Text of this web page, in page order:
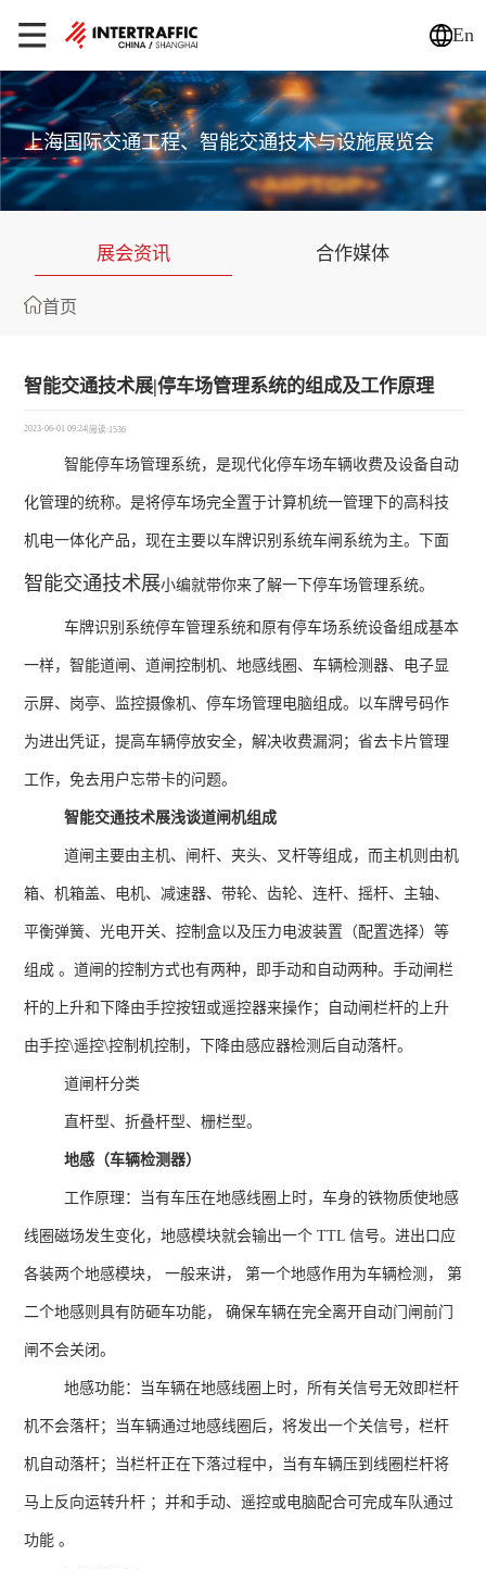
En
上海国际交通工程、智能交通技术与设施展览会
展会资讯 合作媒体
首页
智能交通技术展|停车场管理系统的组成及工作原理
2023-06-01 09:24|阅读:1536
智能停车场管理系统，是现代化停车场车辆收费及设备自动
化管理的统称。是将停车场完全置于计算机统一管理下的高科技
机电一体化产品，现在主要以车牌识别系统车闸系统为主。下面
智能交通技术展小编就带你来了解一下停车场管理系统。
车牌识别系统停车管理系统和原有停车场系统设备组成基本
一样，智能道闸、道闸控制机、地感线圈、车辆检测器、电子显
示屏、岗亭、监控摄像机、停车场管理电脑组成。以车牌号码作
为进出凭证，提高车辆停放安全，解决收费漏洞；省去卡片管理
工作，免去用户忘带卡的问题。
智能交通技术展浅谈道闸机组成
道闸主要由主机、闸杆、夹头、叉杆等组成，而主机则由机
箱、机箱盖、电机、减速器、带轮、齿轮、连杆、摇杆、主轴、
平衡弹簧、光电开关、控制盒以及压力电波装置（配置选择）等
组成 。道闸的控制方式也有两种，即手动和自动两种。手动闸栏
杆的上升和下降由手控按钮或遥控器来操作；自动闸栏杆的上升
由手控\遥控\控制机控制，下降由感应器检测后自动落杆。
道闸杆分类
直杆型、折叠杆型、栅栏型。
地感（车辆检测器）
工作原理：当有车压在地感线圈上时，车身的铁物质使地感
线圈磁场发生变化，地感模块就会输出一个TTL 信号。进出口应
各装两个地感模块， 一般来讲， 第一个地感作用为车辆检测， 第
二个地感则具有防砸车功能， 确保车辆在完全离开自动门闸前门
闸不会关闭。
地感功能：当车辆在地感线圈上时，所有关信号无效即栏杆
机不会落杆；当车辆通过地感线圈后，将发出一个关信号，栏杆
机自动落杆；当栏杆正在下落过程中，当有车辆压到线圈栏杆将
马上反向运转升杆 ；并和手动、遥控或电脑配合可完成车队通过
功能 。